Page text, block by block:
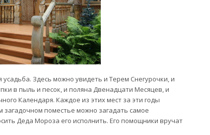
Здесь можно увидеть и Терем Снегурочки, и
в пыль и песок, и поляна Двенадцати Месяцев, и
Календаря. Каждое из этих мест за эти годы
загадочном поместье можно загадать самое
Деда Мороза его исполнить. Его помощники вручат